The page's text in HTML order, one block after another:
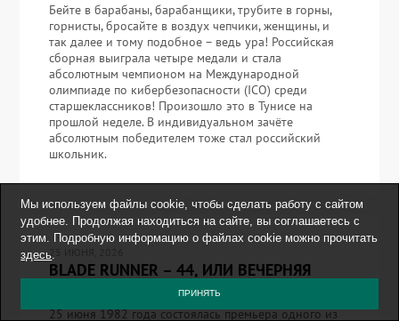
Бейте в барабаны, барабанщики, трубите в горны,
горнисты, бросайте в воздух чепчики, женщины, и
так далее и тому подобное – ведь ура! Российская
сборная выиграла четыре медали и стала
абсолютным чемпионом на Международной
олимпиаде по кибербезопасности (ICO) среди
старшеклассников! Произошло это в Тунисе на
прошлой неделе. В индивидуальном зачёте
абсолютным победителем тоже стал российский
школьник.
BLADE RUNNER – 44, ИЛИ ВЕЧЕРНЯЯ
АФИША 25.06.2026.
25 июня 1982 года состоялась премьера одного из
Мы используем файлы cookie, чтобы сделать работу с сайтом
удобнее. Продолжая находиться на сайте, вы соглашаетесь с
этим. Подробную информацию о файлах cookie можно прочитать
здесь.
ПРИНЯТЬ